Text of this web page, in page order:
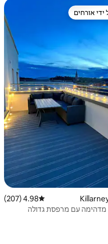
מועדפים על ידי אורחיםידי אורחים
דירוג ממוצע של 4.98 מתוך 5, 207 ביקורות
4.98 (207)
מדהימה עם מרפסת גדולה